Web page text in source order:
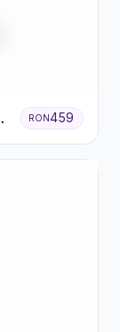
RON459